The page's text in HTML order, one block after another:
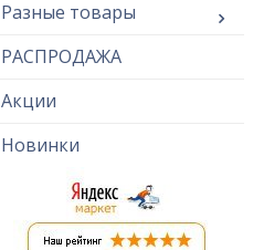
Разные товары
РАСПРОДАЖА
Акции
Новинки